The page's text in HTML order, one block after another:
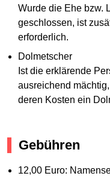
Wurde die Ehe bzw.
geschlossen, ist
erforderlich.
Dolmetscher
Ist die erklärende
ausreichend
deren Kosten ein
Gebühren
12,00 Euro: